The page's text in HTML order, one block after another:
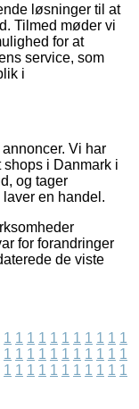
løsninger til at
Tilmed møder vi
for at
service, som
i
Vi har
shops i Danmark i
og tager
en handel.
for forandringer
de viste
1 1 1 1 1 1 1 1 1 1 1
1 1 1 1 1 1 1 1 1 1 1
1 1 1 1 1 1 1 1 1 1 1